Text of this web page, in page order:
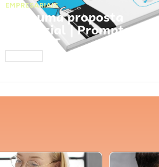
EMPRESARIAIS
Faça uma proposta
comercial | Prompts
ChatGPT